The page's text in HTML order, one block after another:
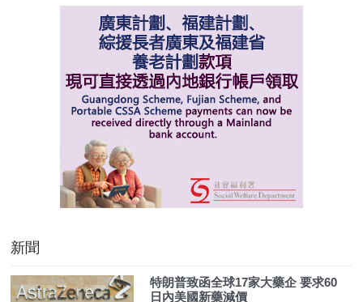
新聞
特朗普致函全球17家大藥企 要求60
日內美國新藥減價